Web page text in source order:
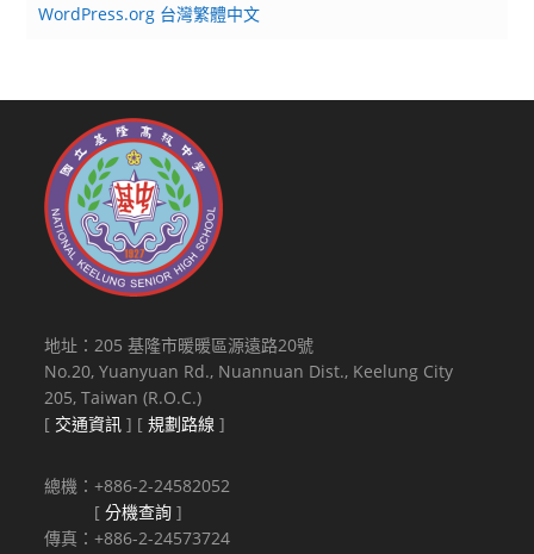
WordPress.org 台灣繁體中文
地址：205 基隆市暖暖區源遠路20號
No.20, Yuanyuan Rd., Nuannuan Dist., Keelung City
205, Taiwan (R.O.C.)
[ 交通資訊 ] [規劃路線 ]
總機：+886-2-24582052
[分機查詢 ]
傳真：+886-2-24573724